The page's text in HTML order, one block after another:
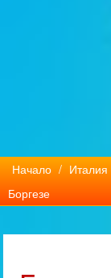
Начало / Италия
Боргезе